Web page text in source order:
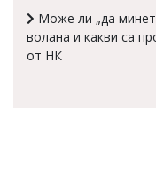
тях!
Ако
обиден
Може ли „да
волана и какви са
от НК